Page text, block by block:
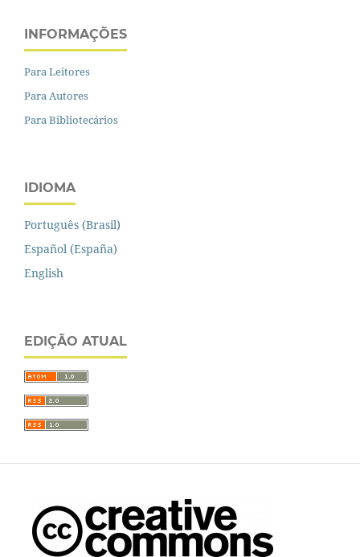
INFORMAÇÕES
Para Leitores
Para Autores
Para Bibliotecários
IDIOMA
Português (Brasil)
Español (España)
English
EDIÇÃO ATUAL